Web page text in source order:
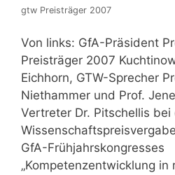
gtw Preisträger 2007
Von links: GfA-Präsident
Preisträger 2007
Eichhorn, GTW-Sprecher
Niethammer und Prof.
Vertreter Dr. Pitschellis bei
GfA-Frühjahrskongresses
„Kompetenzentwicklung